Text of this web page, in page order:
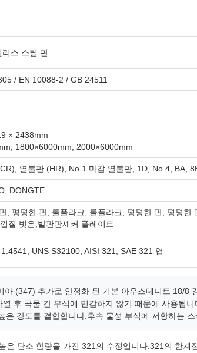
스 스틸 판
/ EN 10088-2 / GB 24511
× 2438mm
1800×6000mm, 2000×6000mm
열불판 (HR), No.1 마감 열불판, 1D, No.4, BA,
DONGTE
, 평평한 판, 롤플라크, 롤플라크, 평평한 판, 평평한
질 벗은,발판판셰커 플레이트
UNS S32100, AISI 321, SAE 321 엽
(347) 추가로 안정화 된 기본 아우스테니트 18/8
후 곡물 간 부식에 민감하지 않기 때문에 사용됩
강도를 결합합니다.후속 물성 부식에 저항하는 스
은 탄소 함량을 가진 321의 수정입니다.321의 한계